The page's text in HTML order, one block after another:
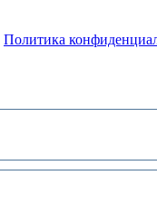
Политика